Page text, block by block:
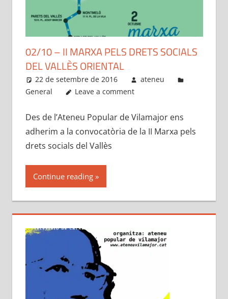
02/10 – II MARXA PELS DRETS SOCIALS
DEL VALLÈS ORIENTAL
22 de setembre de 2016
ateneu
General
Leave a comment
Des de l’Ateneu Popular de Vilamajor ens
adherim a la convocatòria de la II Marxa pels
drets socials del Vallès
Continue reading